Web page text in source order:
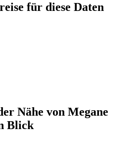
für diese Daten
Nähe von Megane
Blick